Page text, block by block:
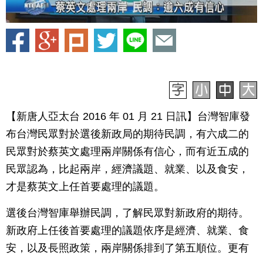
【新唐人亞太台 2016 年 01 月 21 日訊】台灣智庫發
布台灣民眾對於選後新政局的期待民調，有六成二的
民眾對於蔡英文處理兩岸關係有信心，而有近五成的
民眾認為，比起兩岸，經濟議題、就業、以及食安，
才是蔡英文上任首要處理的議題。
選後台灣智庫舉辦民調，了解民眾對新政府的期待。
新政府上任後首要處理的議題依序是經濟、就業、食
安，以及長照政策，兩岸關係排到了第五順位。更有